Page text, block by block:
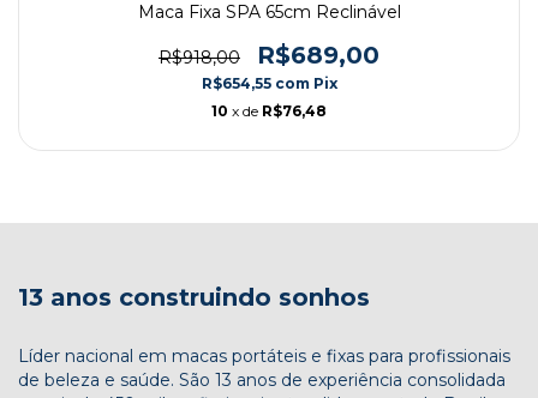
Maca Fixa SPA 65cm Reclinável
R$918,00 R$689,00
R$654,55 com Pix
10 x de R$76,48
13 anos construindo sonhos
Líder nacional em macas portáteis e fixas para profissionais
de beleza e saúde. São 13 anos de experiência consolidada